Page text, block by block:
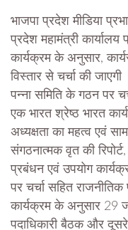
भाजपा प्रदेश मीडिया
प्रदेश महामंत्री कार्यालय
कार्यक्रम के अनुसार,
विस्तार से चर्चा की
पन्ना समिति के गठन पर
एक भारत श्रेष्ठ भारत
अध्यक्षता का महत्व एवं
संगठनात्मक वृत की रिपोर्ट,
प्रबंधन एवं उपयोग
पर चर्चा सहित राजनीतिक
कार्यक्रम के अनुसार 29
पदाधिकारी बैठक और